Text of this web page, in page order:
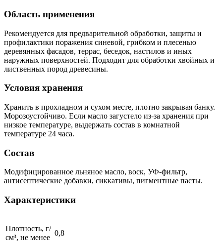
Область применения
Рекомендуется для предварительной обработки, защиты и
профилактики поражения синевой, грибком и плесенью
деревянных фасадов, террас, беседок, настилов и иных
наружных поверхностей. Подходит для обработки хвойных и
лиственных пород древесины.
Условия хранения
Хранить в прохладном и сухом месте, плотно закрывая банку.
Морозоустойчиво. Если масло загустело из-за хранения при
низкое температуре, выдержать состав в комнатной
температуре 24 часа.
Состав
Модифицированное льняное масло, воск, УФ-фильтр,
антисептические добавки, сиккативы, пигментные пасты.
Характеристики
Плотность, г/
см³, не менее
0,8